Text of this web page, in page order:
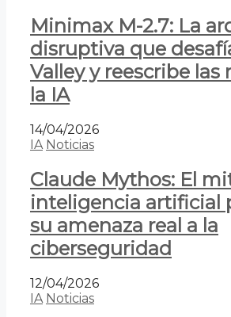
Minimax M-2.7: La
disruptiva que
Valley y reescribe las
la IA
14/04/2026
IA Noticias
Claude Mythos: El
inteligencia artificial
su amenaza real a la
ciberseguridad
12/04/2026
IA Noticias